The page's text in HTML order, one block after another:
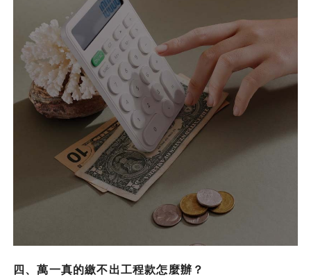
四、萬一真的繳不出工程款怎麼辦？